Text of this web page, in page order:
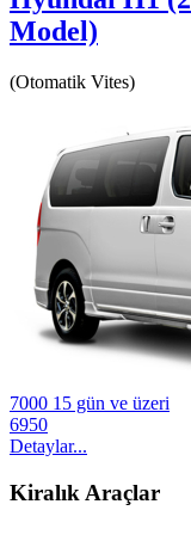
Model)
(Otomatik Vites)
7000 15 gün ve üzeri
6950
Detaylar...
Kiralık Araçlar